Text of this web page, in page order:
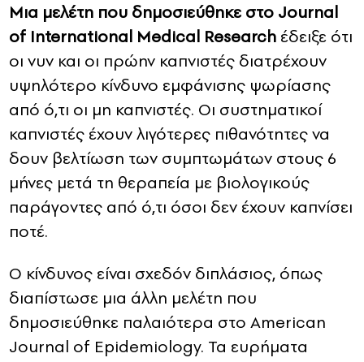
Μια μελέτη που δημοσιεύθηκε στο Journal
of International Medical Research έδειξε ότι
οι νυν και οι πρώην καπνιστές διατρέχουν
υψηλότερο κίνδυνο εμφάνισης ψωρίασης
από ό,τι οι μη καπνιστές. Οι συστηματικοί
καπνιστές έχουν λιγότερες πιθανότητες να
δουν βελτίωση των συμπτωμάτων στους 6
μήνες μετά τη θεραπεία με βιολογικούς
παράγοντες από ό,τι όσοι δεν έχουν καπνίσει
ποτέ.
Ο κίνδυνος είναι σχεδόν διπλάσιος, όπως
διαπίστωσε μια άλλη μελέτη που
δημοσιεύθηκε παλαιότερα στο American
Journal of Epidemiology. Τα ευρήματα